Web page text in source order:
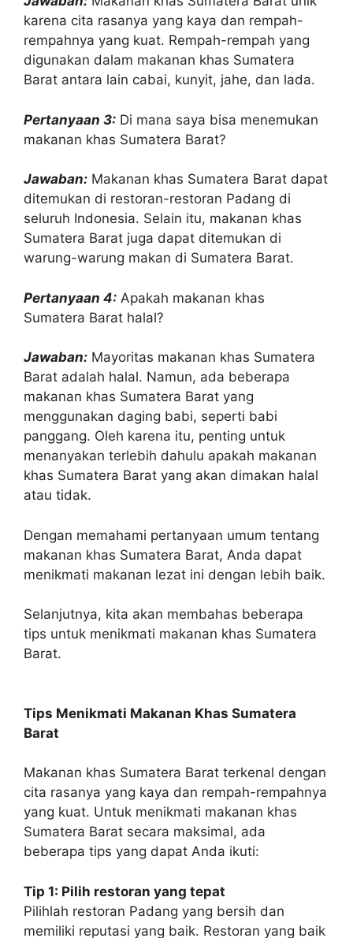
karena cita rasanya yang kaya dan rempah-
rempahnya yang kuat. Rempah-rempah yang
digunakan dalam makanan khas Sumatera
Barat antara lain cabai, kunyit, jahe, dan lada.
Pertanyaan 3: Di mana saya bisa menemukan
makanan khas Sumatera Barat?
Jawaban: Makanan khas Sumatera Barat dapat
ditemukan di restoran-restoran Padang di
seluruh Indonesia. Selain itu, makanan khas
Sumatera Barat juga dapat ditemukan di
warung-warung makan di Sumatera Barat.
Pertanyaan 4: Apakah makanan khas
Sumatera Barat halal?
Jawaban: Mayoritas makanan khas Sumatera
Barat adalah halal. Namun, ada beberapa
makanan khas Sumatera Barat yang
menggunakan daging babi, seperti babi
panggang. Oleh karena itu, penting untuk
menanyakan terlebih dahulu apakah makanan
khas Sumatera Barat yang akan dimakan halal
atau tidak.
Dengan memahami pertanyaan umum tentang
makanan khas Sumatera Barat, Anda dapat
menikmati makanan lezat ini dengan lebih baik.
Selanjutnya, kita akan membahas beberapa
tips untuk menikmati makanan khas Sumatera
Barat.
Tips Menikmati Makanan Khas Sumatera
Barat
Makanan khas Sumatera Barat terkenal dengan
cita rasanya yang kaya dan rempah-rempahnya
yang kuat. Untuk menikmati makanan khas
Sumatera Barat secara maksimal, ada
beberapa tips yang dapat Anda ikuti:
Tip 1: Pilih restoran yang tepat
Pilihlah restoran Padang yang bersih dan
memiliki reputasi yang baik. Restoran yang baik